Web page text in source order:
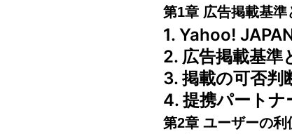
第1章 広告掲載基準
1. Yahoo!
2. 広告掲載基準
3. 掲載の可否判
4. 提携パートナ
第2章 ユーザーの